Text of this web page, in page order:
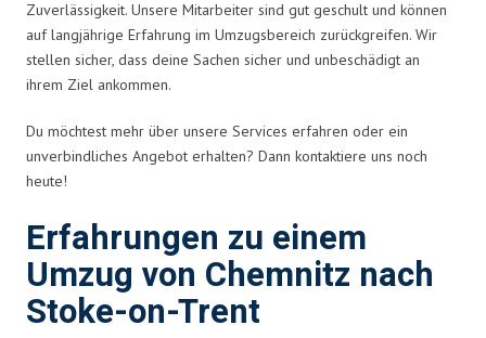
Zuverlässigkeit. Unsere Mitarbeiter sind gut geschult und können
auf langjährige Erfahrung im Umzugsbereich zurückgreifen. Wir
stellen sicher, dass deine Sachen sicher und unbeschädigt an
ihrem Ziel ankommen.
Du möchtest mehr über unsere Services erfahren oder ein
unverbindliches Angebot erhalten? Dann kontaktiere uns noch
heute!
Erfahrungen zu einem
Umzug von Chemnitz nach
Stoke-on-Trent